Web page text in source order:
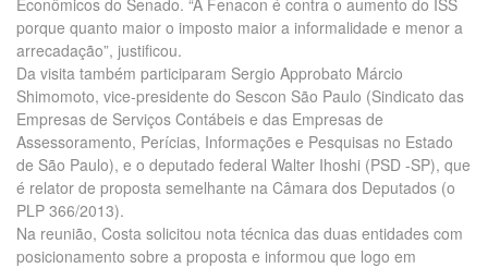
Econômicos do Senado. “A Fenacon é contra o aumento do ISS
porque quanto maior o imposto maior a informalidade e menor a
arrecadação”, justificou.
Da visita também participaram Sergio Approbato Márcio
Shimomoto, vice-presidente do Sescon São Paulo (Sindicato das
Empresas de Serviços Contábeis e das Empresas de
Assessoramento, Perícias, Informações e Pesquisas no Estado
de São Paulo), e o deputado federal Walter Ihoshi (PSD -SP), que
é relator de proposta semelhante na Câmara dos Deputados (o
PLP 366/2013).
Na reunião, Costa solicitou nota técnica das duas entidades com
posicionamento sobre a proposta e informou que logo em